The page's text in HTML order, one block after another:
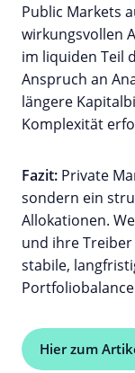
Public Markets
wirkungsvollen
im liquiden Teil
Anspruch an
längere
Komplexität
Fazit: Private
sondern ein
Allokationen.
und ihre
stabile,
Hier zum